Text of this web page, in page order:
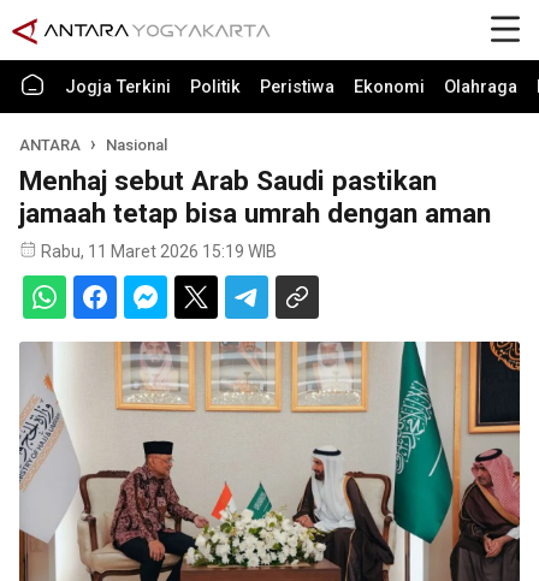
Jogja Terkini Politik Peristiwa Ekonomi Olahraga
ANTARA Nasional
Menhaj sebut Arab Saudi pastikan
jamaah tetap bisa umrah dengan aman
Rabu, 11 Maret 2026 15:19 WIB